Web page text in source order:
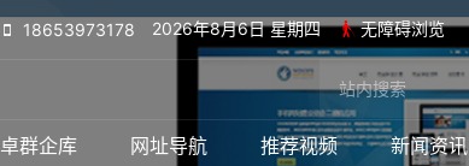
18653973178 2026年8月6日 星期四 无障碍浏览
卓群企库 网址导航 推荐视频 新闻资讯